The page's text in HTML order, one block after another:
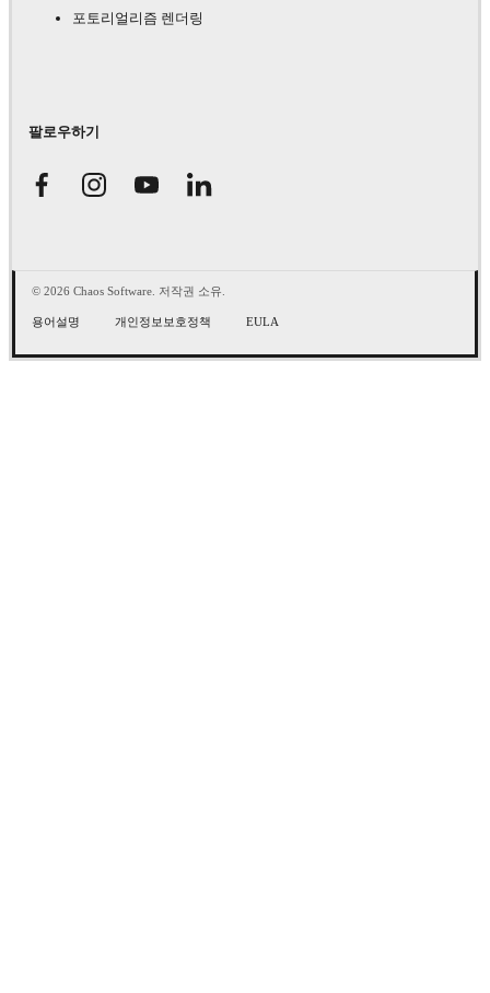
포토리얼리즘 렌더링
팔로우하기
© 2026 Chaos Software. 저작권 소유.
용어설명 개인정보보호정책 EULA